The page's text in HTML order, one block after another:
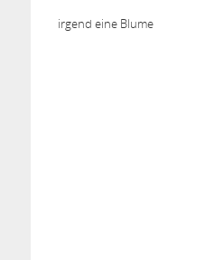
irgend eine Blume